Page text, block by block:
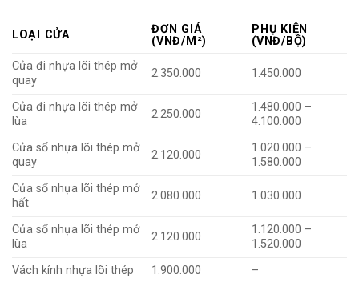
LOẠI CỬA
ĐƠN GIÁ
(VNĐ/M²)
PHỤ KIỆN
(VNĐ/BỘ)
Cửa đi nhựa lõi thép mở
quay
2.350.000 1.450.000
Cửa đi nhựa lõi thép mở
lùa
2.250.000
1.480.000 –
4.100.000
Cửa sổ nhựa lõi thép mở
quay
2.120.000
1.020.000 –
1.580.000
Cửa sổ nhựa lõi thép mở
hất
2.080.000 1.030.000
Cửa sổ nhựa lõi thép mở
lùa
2.120.000
1.120.000 –
1.520.000
Vách kính nhựa lõi thép
1.900.000 –